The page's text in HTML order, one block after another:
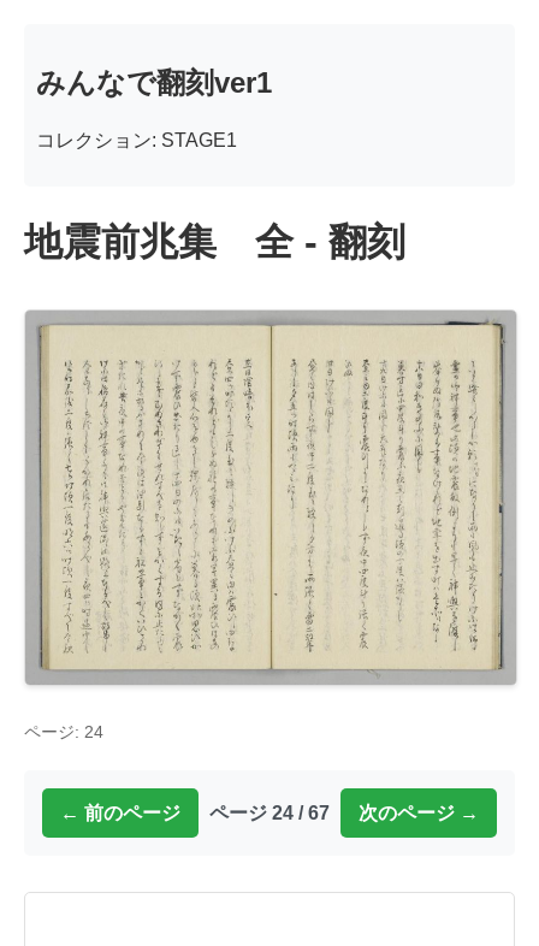
みんなで翻刻ver1
コレクション: STAGE1
地震前兆集 全 - 翻刻
ページ: 24
← 前のページ ページ 24 / 67 次のページ →